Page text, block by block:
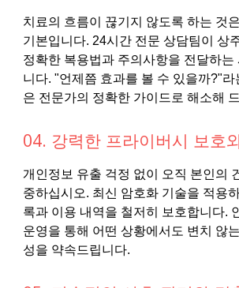
치료의 흐름이 끊기지 않도록 하는 것
기본입니다. 24시간 전문 상담팀이 상
정확한 복용법과 주의사항을 전달하는
니다. "언제쯤 효과를 볼 수 있을까?"
은 전문가의 정확한 가이드로 해소해
04. 강력한 프라이버시 보호
개인정보 유출 걱정 없이 오직 본인의
중하십시오. 최신 암호화 기술을 적용
록과 이용 내역을 철저히 보호합니다.
운영을 통해 어떤 상황에서도 변치 않
성을 약속드립니다.